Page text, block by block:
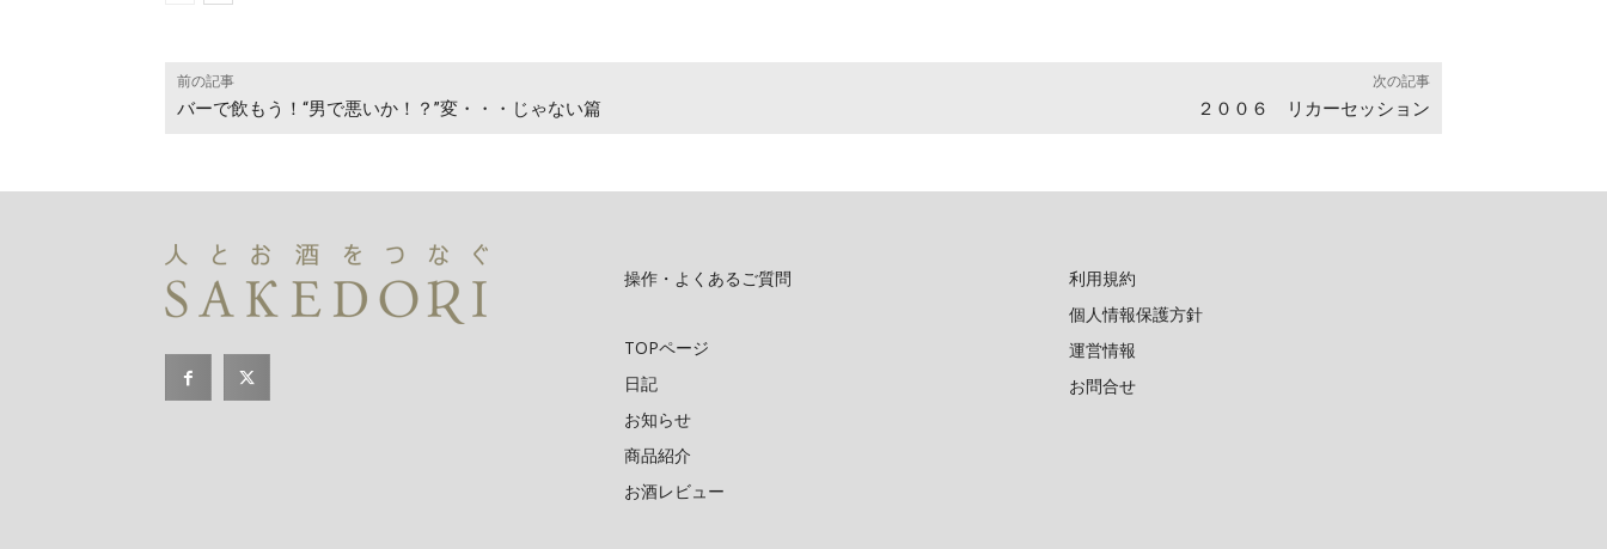
前の記事
バーで飲もう！“男で悪いか！？”変・・・じゃない篇
次の記事
２００６ リカーセッション
操作・よくあるご質問
TOPページ
日記
お知らせ
商品紹介
お酒レビュー
利用規約
個人情報保護方針
運営情報
お問合せ